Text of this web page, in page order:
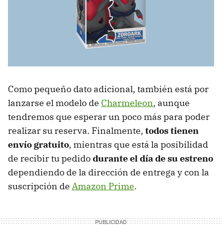
Como pequeño dato adicional, también está por
lanzarse el modelo de Charmeleon, aunque
tendremos que esperar un poco más para poder
realizar su reserva. Finalmente, todos tienen
envío gratuito, mientras que está la posibilidad
de recibir tu pedidodurante el día de su estreno
dependiendo de la dirección de entrega y con la
suscripción de Amazon Prime.